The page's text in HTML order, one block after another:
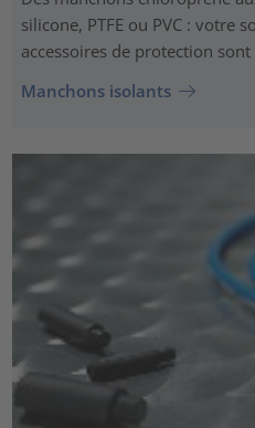
silicone, PTFE ou PVC : votre
accessoires de protection
Manchons isolants